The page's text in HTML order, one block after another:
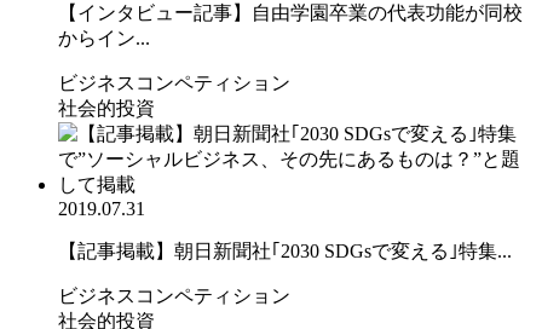
【インタビュー記事】自由学園卒業の代表功能が同校
からイン...
ビジネスコンペティション
社会的投資
2019.07.31
【記事掲載】朝日新聞社｢2030 SDGsで変える｣特集...
ビジネスコンペティション
社会的投資